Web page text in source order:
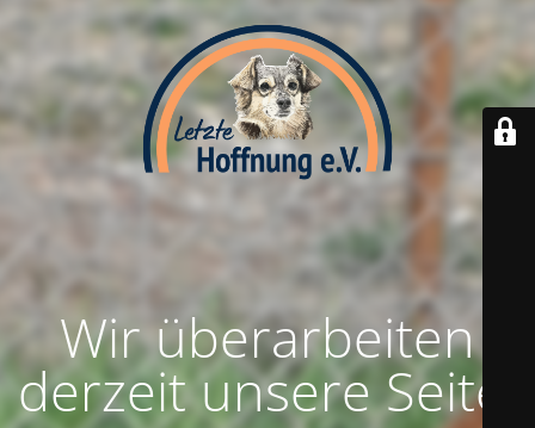
Wir überarbeiten
derzeit unsere Seite.